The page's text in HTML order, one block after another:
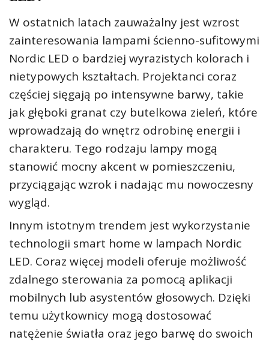
W ostatnich latach zauważalny jest wzrost
zainteresowania lampami ścienno-sufitowymi
Nordic LED o bardziej wyrazistych kolorach i
nietypowych kształtach. Projektanci coraz
częściej sięgają po intensywne barwy, takie
jak głęboki granat czy butelkowa zieleń, które
wprowadzają do wnętrz odrobinę energii i
charakteru. Tego rodzaju lampy mogą
stanowić mocny akcent w pomieszczeniu,
przyciągając wzrok i nadając mu nowoczesny
wygląd.
Innym istotnym trendem jest wykorzystanie
technologii smart home w lampach Nordic
LED. Coraz więcej modeli oferuje możliwość
zdalnego sterowania za pomocą aplikacji
mobilnych lub asystentów głosowych. Dzięki
temu użytkownicy mogą dostosować
natężenie światła oraz jego barwę do swoich